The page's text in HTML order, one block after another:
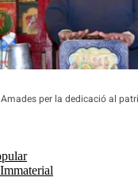
per la dedicació al